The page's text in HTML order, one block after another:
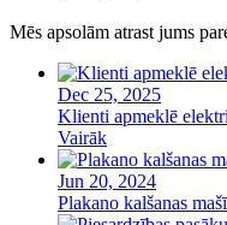
Mēs apsolām atrast jums
Dec 25, 2025
Klienti apmeklē
Vairāk
Jun 20, 2024
Plakano kalšanas